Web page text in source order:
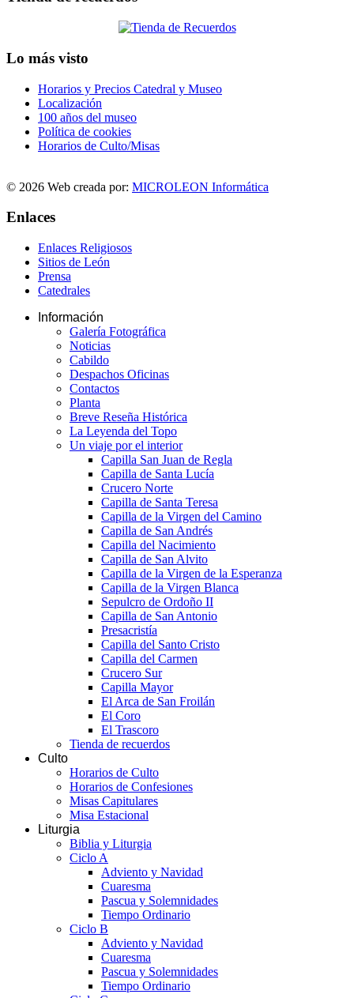
Lo más visto
Horarios y Precios Catedral y Museo
Localización
100 años del museo
Política de cookies
Horarios de Culto/Misas
© 2026 Web creada por: MICROLEON Informática
Enlaces
Enlaces Religiosos
Sitios de León
Prensa
Catedrales
Información
Galería Fotográfica
Noticias
Cabildo
Despachos Oficinas
Contactos
Planta
Breve Reseña Histórica
La Leyenda del Topo
Un viaje por el interior
Capilla San Juan de Regla
Capilla de Santa Lucía
Crucero Norte
Capilla de Santa Teresa
Capilla de la Virgen del Camino
Capilla de San Andrés
Capilla del Nacimiento
Capilla de San Alvito
Capilla de la Virgen de la Esperanza
Capilla de la Virgen Blanca
Sepulcro de Ordoño II
Capilla de San Antonio
Presacristía
Capilla del Santo Cristo
Capilla del Carmen
Crucero Sur
Capilla Mayor
El Arca de San Froilán
El Coro
El Trascoro
Tienda de recuerdos
Culto
Horarios de Culto
Horarios de Confesiones
Misas Capitulares
Misa Estacional
Liturgia
Biblia y Liturgia
Ciclo A
Adviento y Navidad
Cuaresma
Pascua y Solemnidades
Tiempo Ordinario
Ciclo B
Adviento y Navidad
Cuaresma
Pascua y Solemnidades
Tiempo Ordinario